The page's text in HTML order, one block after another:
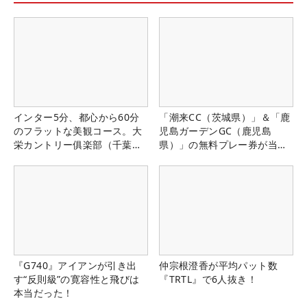
インター5分、都心から60分
のフラットな美観コース。大
栄カントリー俱楽部（千葉
「潮来CC（茨城県）」＆「鹿
児島ガーデンGC（鹿児島
県）」の無料プレー券が当た
『G740』アイアンが引き出
す“反則級”の寛容性と飛びは
本当だった！
仲宗根澄香が平均パット数
『TRTL』で6人抜き！